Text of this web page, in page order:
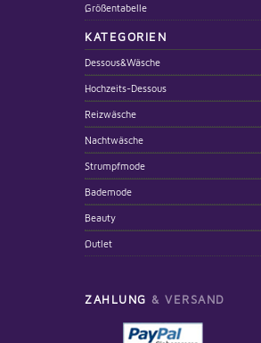
Größentabelle
KATEGORIEN
Dessous&Wäsche
Hochzeits-Dessous
Reizwäsche
Nachtwäsche
Strumpfmode
Bademode
Beauty
Outlet
ZAHLUNG & VERSAND